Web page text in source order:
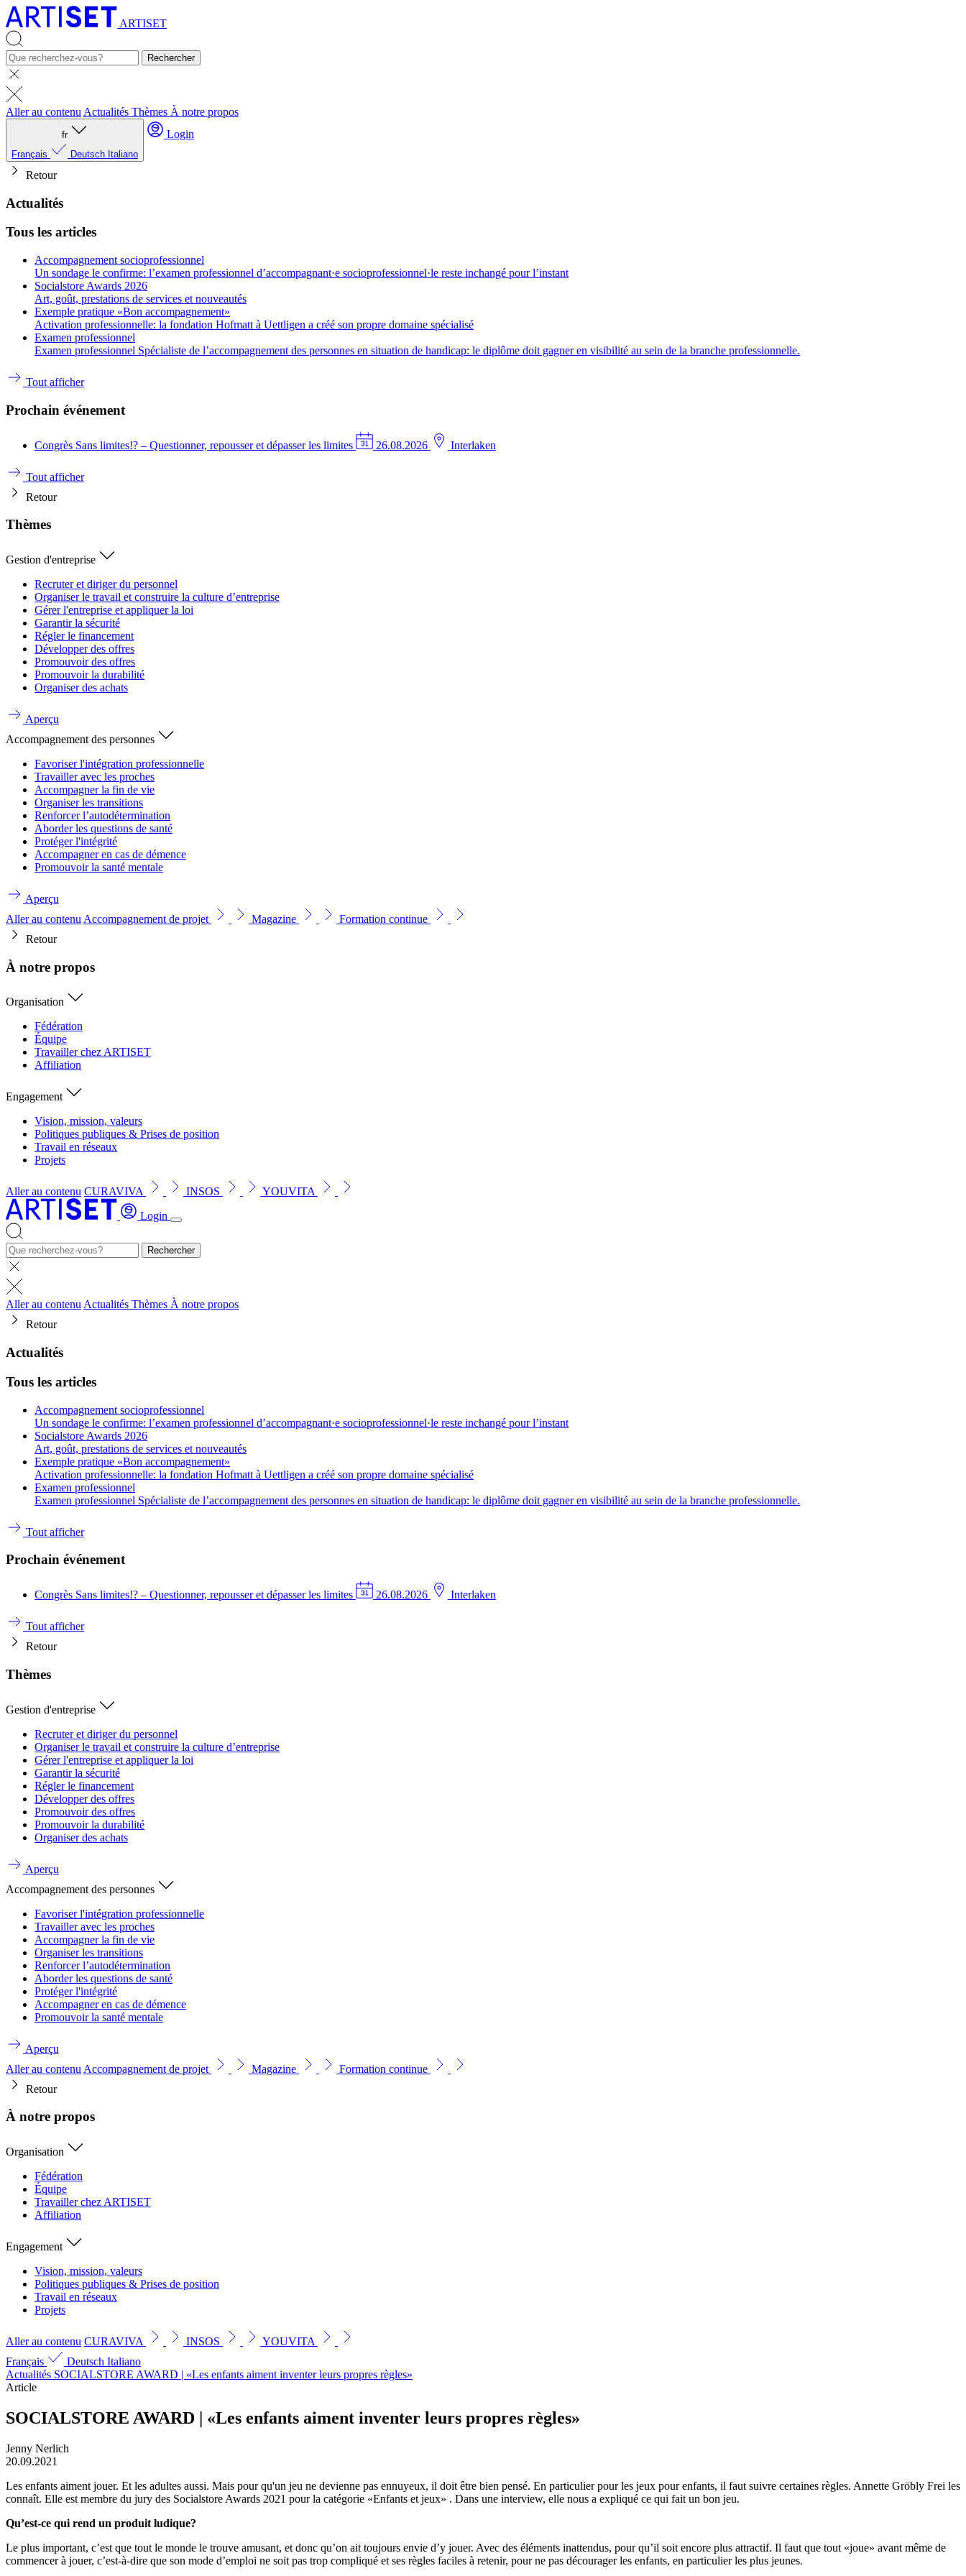
ARTISET
Rechercher
Aller au contenu Actualités Thèmes À notre propos
fr
Français
Deutsch Italiano
Login
Retour
Actualités
Tous les articles
Accompagnement socioprofessionnel
Un sondage le confirme: l’examen professionnel d’accompagnant·e socioprofessionnel·le reste inchangé pour l’instant
Socialstore Awards 2026
Art, goût, prestations de services et nouveautés
Exemple pratique «Bon accompagnement»
Activation professionnelle: la fondation Hofmatt à Uettligen a créé son propre domaine spécialisé
Examen professionnel
Examen professionnel Spécialiste de l’accompagnement des personnes en situation de handicap: le diplôme doit gagner en visibilité au sein de la branche professionnelle.
Tout afficher
Prochain événement
Congrès Sans limites!? – Questionner, repousser et dépasser les limites 26.08.2026 Interlaken
Tout afficher
Retour
Thèmes
Gestion d'entreprise
Recruter et diriger du personnel
Organiser le travail et construire la culture d’entreprise
Gérer l'entreprise et appliquer la loi
Garantir la sécurité
Régler le financement
Développer des offres
Promouvoir des offres
Promouvoir la durabilité
Organiser des achats
Aperçu
Accompagnement des personnes
Favoriser l'intégration professionnelle
Travailler avec les proches
Accompagner la fin de vie
Organiser les transitions
Renforcer l’autodétermination
Aborder les questions de santé
Protéger l'intégrité
Accompagner en cas de démence
Promouvoir la santé mentale
Aperçu
Aller au contenu Accompagnement de projet Magazine
Formation continue
Retour
À notre propos
Organisation
Fédération
Équipe
Travailler chez ARTISET
Affiliation
Engagement
Vision, mission, valeurs
Politiques publiques & Prises de position
Travail en réseaux
Projets
Aller au contenu CURAVIVA INSOS
YOUVITA
Login
Rechercher
Aller au contenuActualités Thèmes À notre propos
Retour
Actualités
Tous les articles
Accompagnement socioprofessionnel
Un sondage le confirme: l’examen professionnel d’accompagnant·e socioprofessionnel·le reste inchangé pour l’instant
Socialstore Awards 2026
Art, goût, prestations de services et nouveautés
Exemple pratique «Bon accompagnement»
Activation professionnelle: la fondation Hofmatt à Uettligen a créé son propre domaine spécialisé
Examen professionnel
Examen professionnel Spécialiste de l’accompagnement des personnes en situation de handicap: le diplôme doit gagner en visibilité au sein de la branche professionnelle.
Tout afficher
Prochain événement
Congrès Sans limites!? – Questionner, repousser et dépasser les limites 26.08.2026 Interlaken
Tout afficher
Retour
Thèmes
Gestion d'entreprise
Recruter et diriger du personnel
Organiser le travail et construire la culture d’entreprise
Gérer l'entreprise et appliquer la loi
Garantir la sécurité
Régler le financement
Développer des offres
Promouvoir des offres
Promouvoir la durabilité
Organiser des achats
Aperçu
Accompagnement des personnes
Favoriser l'intégration professionnelle
Travailler avec les proches
Accompagner la fin de vie
Organiser les transitions
Renforcer l’autodétermination
Aborder les questions de santé
Protéger l'intégrité
Accompagner en cas de démence
Promouvoir la santé mentale
Aperçu
Aller au contenu Accompagnement de projet Magazine
Formation continue
Retour
À notre propos
Organisation
Fédération
Équipe
Travailler chez ARTISET
Affiliation
Engagement
Vision, mission, valeurs
Politiques publiques & Prises de position
Travail en réseaux
Projets
Aller au contenu CURAVIVA INSOS
YOUVITA
Français
Deutsch Italiano
Actualités SOCIALSTORE AWARD | «Les enfants aiment inventer leurs propres règles»
Article
SOCIALSTORE AWARD | «Les enfants aiment inventer leurs propres règles»
Jenny Nerlich
20.09.2021
Les enfants aiment jouer. Et les adultes aussi. Mais pour qu'un jeu ne devienne pas ennuyeux, il doit être bien pensé. En particulier pour les jeux pour enfants, il faut suivre certaines règles. Annette Gröbly Frei les
connaît. Elle est membre du jury des Socialstore Awards 2021 pour la catégorie «Enfants et jeux» . Dans une interview, elle nous a expliqué ce qui fait un bon jeu.
Qu’est-ce qui rend un produit ludique?
Le plus important, c’est que tout le monde le trouve amusant, et donc qu’on ait toujours envie d’y jouer. Avec des éléments inattendus, pour qu’il soit encore plus attractif. Il faut que tout «joue» avant même de
commencer à jouer, c’est-à-dire que son mode d’emploi ne soit pas trop compliqué et ses règles faciles à retenir, pour ne pas décourager les enfants, en particulier les plus jeunes.